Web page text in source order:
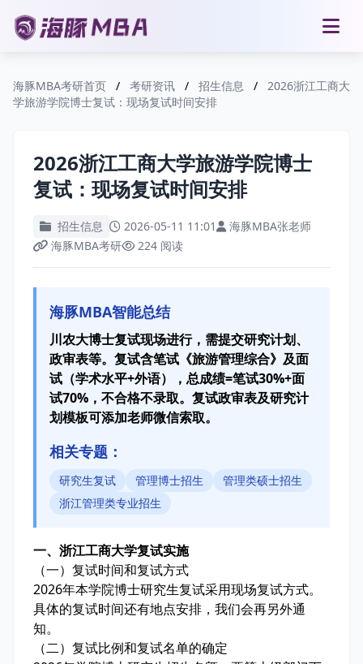
海豚MBA考研首页 / 考研资讯 / 招生信息 /
2026浙江工商大
学旅游学院博士复试：现场复试时间安排
2026浙江工商大学旅游学院博士
复试：现场复试时间安排
招生信息 2026-05-11 11:01
海豚MBA张老师
海豚MBA考研
224 阅读
海豚MBA智能总结
川农大博士复试现场进行，需提交研究计划、
政审表等。复试含笔试《旅游管理综合》及面
试（学术水平+外语），总成绩=笔试30%+面
试70%，不合格不录取。复试政审表及研究计
划模板可添加老师微信索取。
相关专题：
研究生复试 管理博士招生
管理类硕士招生
浙江管理类专业招生
一、浙江工商大学复试实施
（一）复试时间和复试方式
2026年本学院博士研究生复试采用现场复试方式。
具体的复试时间还有地点安排，我们会再另外通
知。
（二）复试比例和复试名单的确定